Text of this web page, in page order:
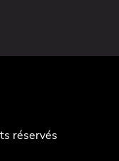
réservés